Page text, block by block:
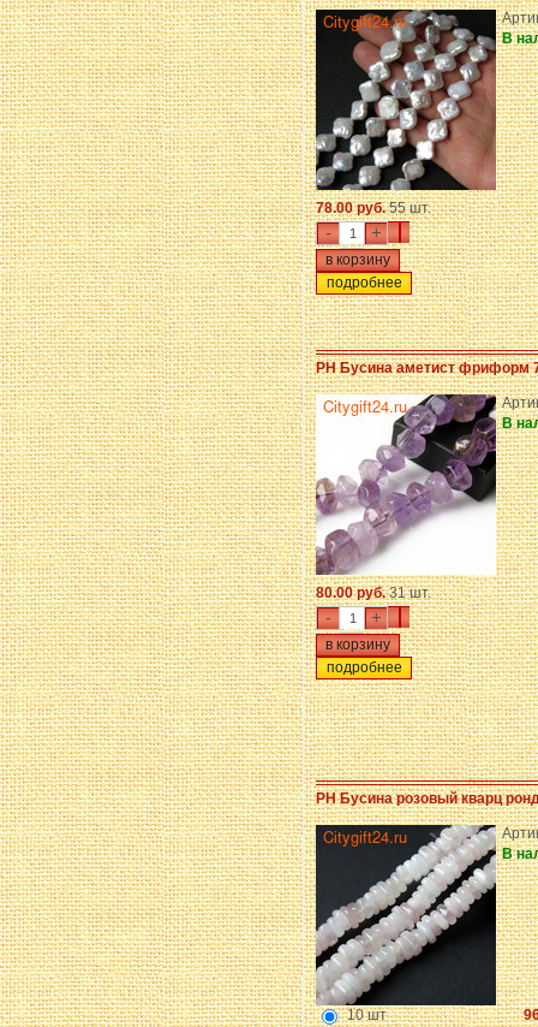
В
78.00 руб.55 шт.
- +
подробнее
PH Бусина аметист фриформ
В
80.00 руб.31 шт.
- +
подробнее
PH Бусина розовый кварц
В
10 шт